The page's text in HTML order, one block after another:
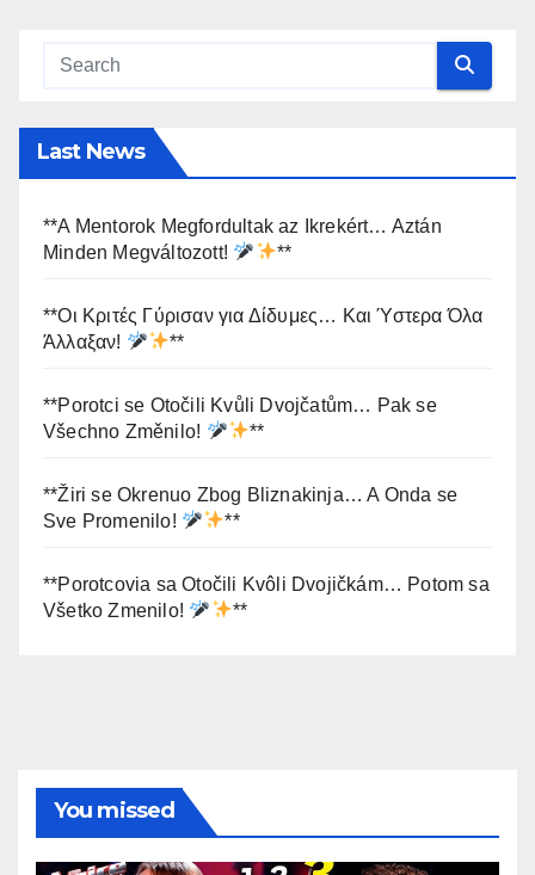
Last News
**A Mentorok Megfordultak az Ikrekért… Aztán
Minden Megváltozott!
**
**Οι Κριτές Γύρισαν για Δίδυμες… Και Ύστερα Όλα
Άλλαξαν!
**
**Porotci se Otočili Kvůli Dvojčatům… Pak se
Všechno Změnilo!
**
**Žiri se Okrenuo Zbog Bliznakinja… A Onda se
Sve Promenilo!
**
**Porotcovia sa Otočili Kvôli Dvojičkám… Potom sa
Všetko Zmenilo!
**
You missed